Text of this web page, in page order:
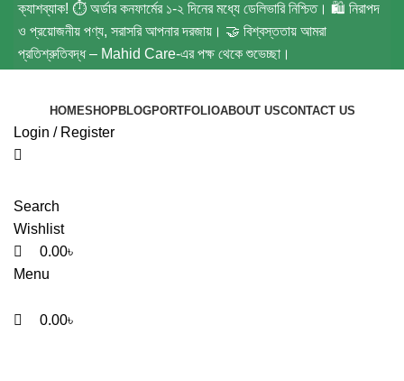
ক্যাশব্যাক! ⏱️ অর্ডার কনফার্মের ১-২ দিনের মধ্যে ডেলিভারি নিশ্চিত। 🛍️ নিরাপদ
ও প্রয়োজনীয় পণ্য, সরাসরি আপনার দরজায়। 🤝 বিশ্বস্ততায় আমরা
প্রতিশ্রুতিবদ্ধ – Mahid Care-এর পক্ষ থেকে শুভেচ্ছা।
HOMESHOPBLOGPORTFOLIOABOUT USCONTACT US
Login / Register
Search
Wishlist
0.00৳
Menu
0.00৳